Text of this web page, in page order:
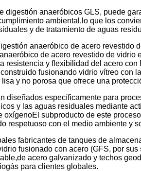
digestión anaeróbicos GLS, puede
ambiental,lo que los
y de tratamiento de aguas
anaeróbico de acero revestido
de acero revestido de
resistencia y flexibilidad del acero
fusionando vidrio vítreo con
y no porosa que ofrece una
diseñados específicamente para
y las aguas residuales mediante
oxígenoEl subproducto de este
respetuoso con el medio ambiente y
fabricantes de tanques de
fusionado con acero (GFS, por
acero galvanizado y techos
para clientes globales.